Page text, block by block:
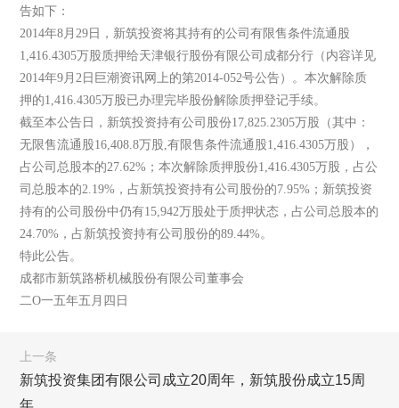
告如下：
2014年8月29日，新筑投资将其持有的公司有限售条件流通股
1,416.4305万股质押给天津银行股份有限公司成都分行（内容详见
2014年9月2日巨潮资讯网上的第2014-052号公告）。本次解除质
押的1,416.4305万股已办理完毕股份解除质押登记手续。
截至本公告日，新筑投资持有公司股份17,825.2305万股（其中：
无限售流通股16,408.8万股,有限售条件流通股1,416.4305万股），
占公司总股本的27.62%；本次解除质押股份1,416.4305万股，占公
司总股本的2.19%，占新筑投资持有公司股份的7.95%；新筑投资
持有的公司股份中仍有15,942万股处于质押状态，占公司总股本的
24.70%，占新筑投资持有公司股份的89.44%。
特此公告。
成都市新筑路桥机械股份有限公司董事会
二O一五年五月四日
上一条
新筑投资集团有限公司成立20周年，新筑股份成立15周
年